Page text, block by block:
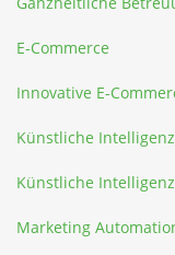
E-Commerce
Innovative E-
Künstliche Intelligenz
Künstliche
Marketing